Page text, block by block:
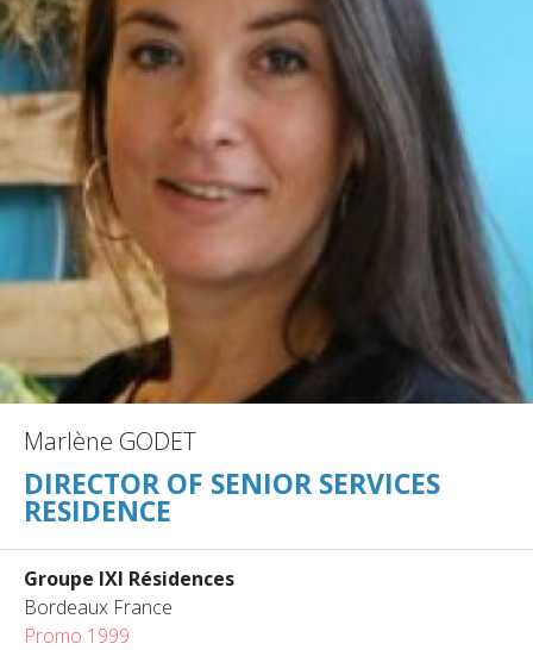
Marlène GODET
DIRECTOR OF SENIOR SERVICES
RESIDENCE
Groupe IXI Résidences
Bordeaux France
Promo 1999